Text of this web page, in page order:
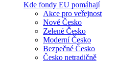
Kde fondy EU pomáhají
Akce pro veřejnost
Nové Česko
Zelené Česko
Moderní Česko
Bezpečné Česko
Česko netradičně